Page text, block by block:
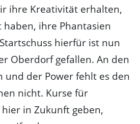
ihre Kreativität erhalten,
ihre Phantasien
hierfür ist nun
Oberdorf gefallen. An den
und der Power fehlt es den
nicht. Kurse für
in Zukunft geben,